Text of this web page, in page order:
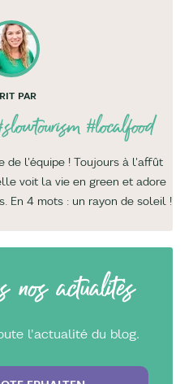
PAR
#localfood
de l'équipe ! Toujours à l'affût
voit la vie en green et adore
En 4 mots : un rayon de soleil !
actualités
l'actualité du blog.